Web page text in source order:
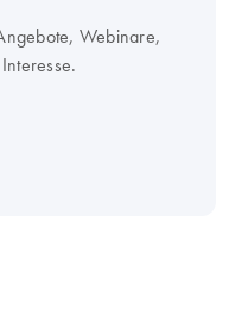
Webinare,